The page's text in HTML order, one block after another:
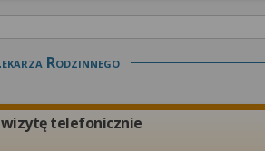
Rodzinnego
telefonicznie